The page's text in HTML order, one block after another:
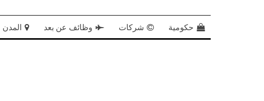
حكومية شركات وظائف عن بعد المدن